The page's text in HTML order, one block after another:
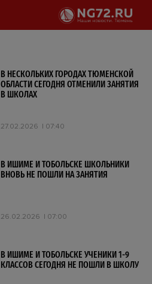
В НЕСКОЛЬКИХ ГОРОДАХ ТЮМЕНСКОЙ
ОБЛАСТИ СЕГОДНЯ ОТМЕНИЛИ ЗАНЯТИЯ
В ШКОЛАХ
27.02.2026 07:40
В ИШИМЕ И ТОБОЛЬСКЕ ШКОЛЬНИКИ
ВНОВЬ НЕ ПОШЛИ НА ЗАНЯТИЯ
26.02.2026 07:00
В ИШИМЕ И ТОБОЛЬСКЕ УЧЕНИКИ 1-9
КЛАССОВ СЕГОДНЯ НЕ ПОШЛИ В ШКОЛУ